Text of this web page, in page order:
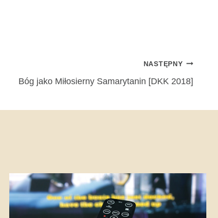
NASTĘPNY
Bóg jako Miłosierny Samarytanin [DKK 2018]